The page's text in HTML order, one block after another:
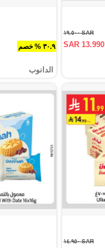
SAR ١٩.٥٠٠
SAR 13.990 ٣٠.٩ % خصم
الدانوب
SAR ١٤.٩٥٠